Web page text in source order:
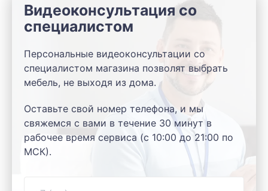
Видеоконсультация со
специалистом
Персональные видеоконсультации со
специалистом магазина позволят выбрать
мебель, не выходя из дома.
Оставьте свой номер телефона, и мы
свяжемся с вами в течение 30 минут в
рабочее время сервиса (с 10:00 до 21:00 по
МСК).